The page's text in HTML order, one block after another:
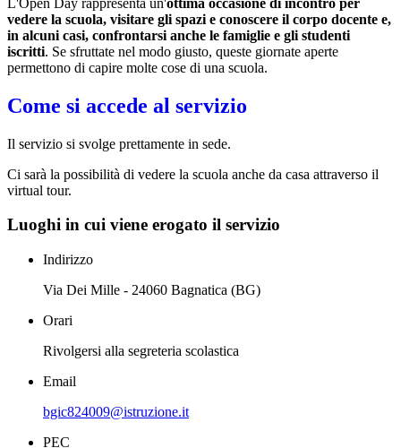
L'Open Day rappresenta un'ottima occasione di incontro per
vedere la scuola, visitare gli spazi e conoscere il corpo docente e,
in alcuni casi, confrontarsi anche le famiglie e gli studenti
iscritti. Se sfruttate nel modo giusto, queste giornate aperte
permettono di capire molte cose di una scuola.
Come si accede al servizio
Il servizio si svolge prettamente in sede.
Ci sarà la possibilità di vedere la scuola anche da casa attraverso il
virtual tour.
Luoghi in cui viene erogato il servizio
Indirizzo
Via Dei Mille - 24060 Bagnatica (BG)
Orari
Rivolgersi alla segreteria scolastica
Email
bgic824009@istruzione.it
PEC